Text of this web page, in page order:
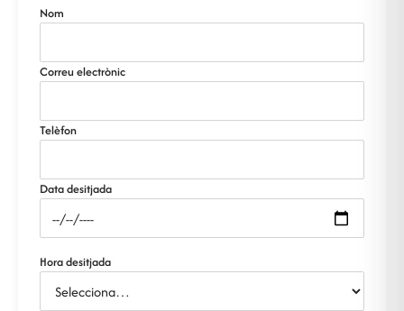
Nom
Correu electrònic
Telèfon
Data desitjada
Hora desitjada